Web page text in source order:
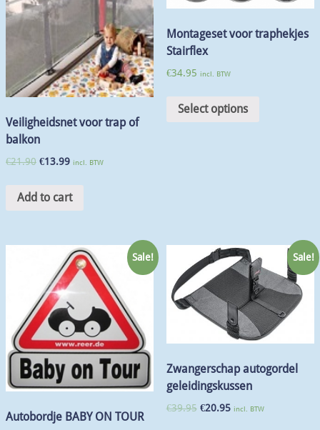
Veiligheidsnet voor trap of
balkon
€21.90 €13.99 incl. BTW
Add to cart
Montageset voor traphekjes
Stairflex
€34.95 incl. BTW
Select options
Sale!
Autobordje BABY ON TOUR
Sale!
Zwangerschap autogordel
geleidingskussen
€39.95 €20.95 incl. BTW